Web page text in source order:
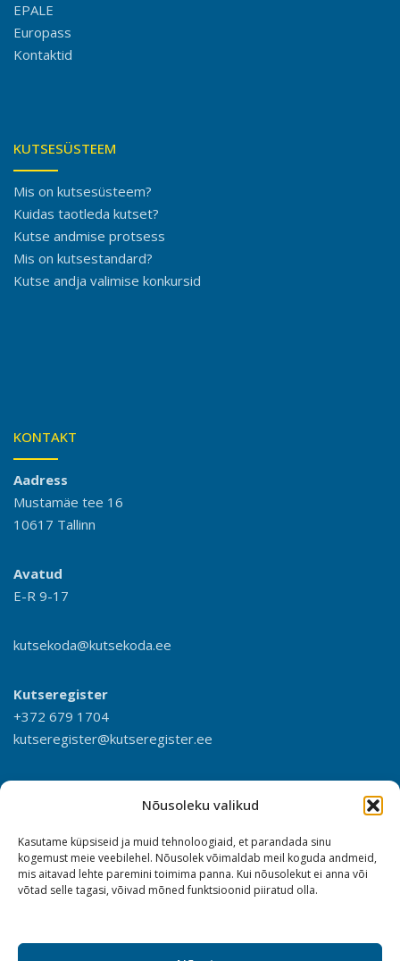
Nõusoleku valikud
Kasutame küpsiseid ja muid tehnoloogiaid, et parandada sinu
kogemust meie veebilehel. Nõusolek võimaldab meil koguda andmeid,
mis aitavad lehte paremini toimima panna. Kui nõusolekut ei anna või
võtad selle tagasi, võivad mõned funktsioonid piiratud olla.
EPALE
Europass
Kontaktid
KUTSESÜSTEEM
Mis on kutsesüsteem?
Kuidas taotleda kutset?
Kutse andmise protsess
Mis on kutsestandard?
Kutse andja valimise konkursid
KONTAKT
Aadress
Mustamäe tee 16
10617 Tallinn
Avatud
E-R 9-17
kutsekoda@kutsekoda.ee
Kutseregister
+372 679 1704
kutseregister@kutseregister.ee